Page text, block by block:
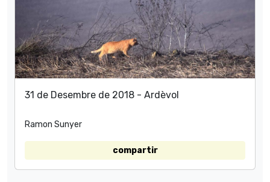
31 de Desembre de 2018 - Ardèvol
Ramon Sunyer
compartir